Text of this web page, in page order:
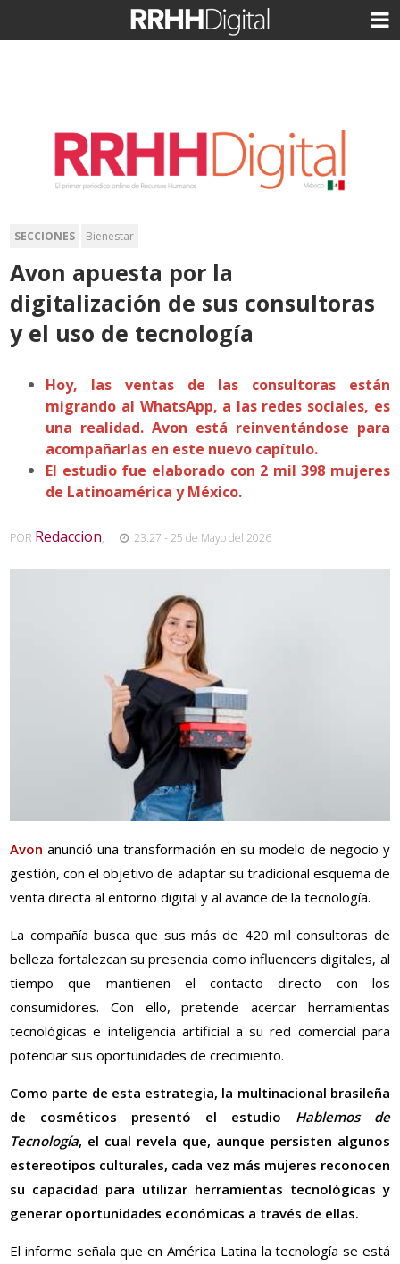
SECCIONES Bienestar
Avon apuesta por la
digitalización de sus consultoras
y el uso de tecnología
Hoy, las ventas de las consultoras están
migrando al WhatsApp, a las redes sociales, es
una realidad. Avon está reinventándose para
acompañarlas en este nuevo capítulo.
El estudio fue elaborado con 2 mil 398 mujeres
de Latinoamérica y México.
POR Redaccion, 23:27 - 25 de Mayo del 2026
Avon anunció una transformación en su modelo de negocio y
gestión, con el objetivo de adaptar su tradicional esquema de
venta directa al entorno digital y al avance de la tecnología.
La compañía busca que sus más de 420 mil consultoras de
belleza fortalezcan su presencia como influencers digitales, al
tiempo que mantienen el contacto directo con los
consumidores. Con ello, pretende acercar herramientas
tecnológicas e inteligencia artificial a su red comercial para
potenciar sus oportunidades de crecimiento.
Como parte de esta estrategia, la multinacional brasileña
de cosméticos presentó el estudio Hablemos de
Tecnología, el cual revela que, aunque persisten algunos
estereotipos culturales, cada vez más mujeres reconocen
su capacidad para utilizar herramientas tecnológicas y
generar oportunidades económicas a través de ellas.
El informe señala que en América Latina la tecnología se está